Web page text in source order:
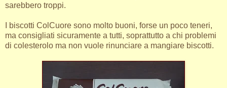
sarebbero troppi.
I biscotti ColCuore sono molto buoni, forse un poco teneri,
ma consigliati sicuramente a tutti, soprattutto a chi problemi
di colesterolo ma non vuole rinunciare a mangiare biscotti.